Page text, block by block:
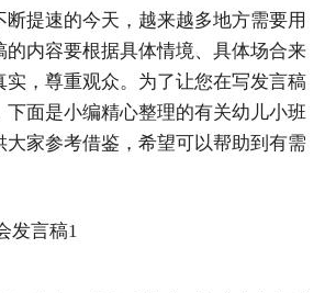
断提速的今天，越来越多地方需要用
的内容要根据具体情境、具体场合来
实，尊重观众。为了让您在写发言稿
下面是小编精心整理的有关幼儿小班
大家参考借鉴，希望可以帮助到有需
发言稿1